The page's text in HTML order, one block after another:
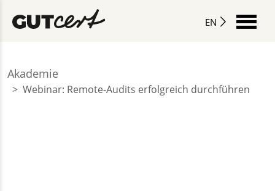
EN
Akademie
Webinar: Remote-Audits erfolgreich durchführen